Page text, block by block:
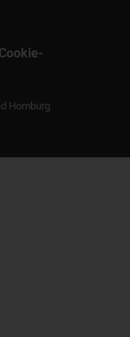
Cookie-
Homburg